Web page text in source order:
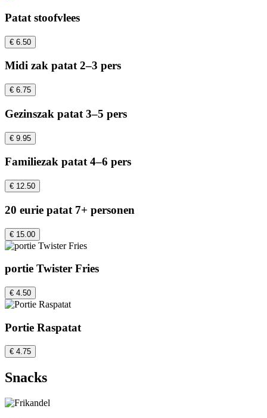
Patat stoofvlees
€ 6.50
Midi zak patat 2–3 pers
€ 6.75
Gezinszak patat 3–5 pers
€ 9.95
Familiezak patat 4–6 pers
€ 12.50
20 eurie patat 7+ personen
€ 15.00
portie Twister Fries
€ 4.50
Portie Raspatat
€ 4.75
Snacks